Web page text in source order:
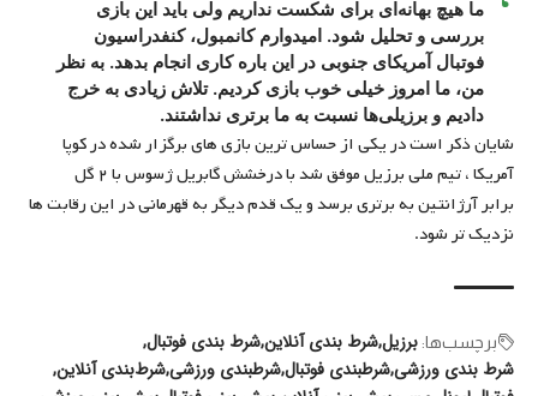
ما هیچ بهانه‌ای برای شکست نداریم ولی باید این بازی
بررسی و تحلیل شود. امیدوارم کانمبول، کنفدراسیون
فوتبال آمریکای جنوبی در این باره کاری انجام بدهد. به نظر
من، ما امروز خیلی خوب بازی کردیم. تلاش زیادی به خرج
دادیم و برزیلی‌ها نسبت به ما برتری نداشتند.
شایان ذکر است در یکی از حساس ترین بازی های برگزار شده در کوپا
آمریکا ، تیم ملی برزیل موفق شد با درخشش گابریل ژسوس با ۲ گل
برابر آرژانتین به برتری برسد و یک قدم دیگر به قهرمانی در این رقابت ها
نزدیک تر شود.
برچسب‌‌ها: برزیلشرط بندی آنلاینشرط بندی فوتبال
شرط بندی ورزشیشرطبندی فوتبالشرطبندی ورزشیشرط‌بندی آنلاین